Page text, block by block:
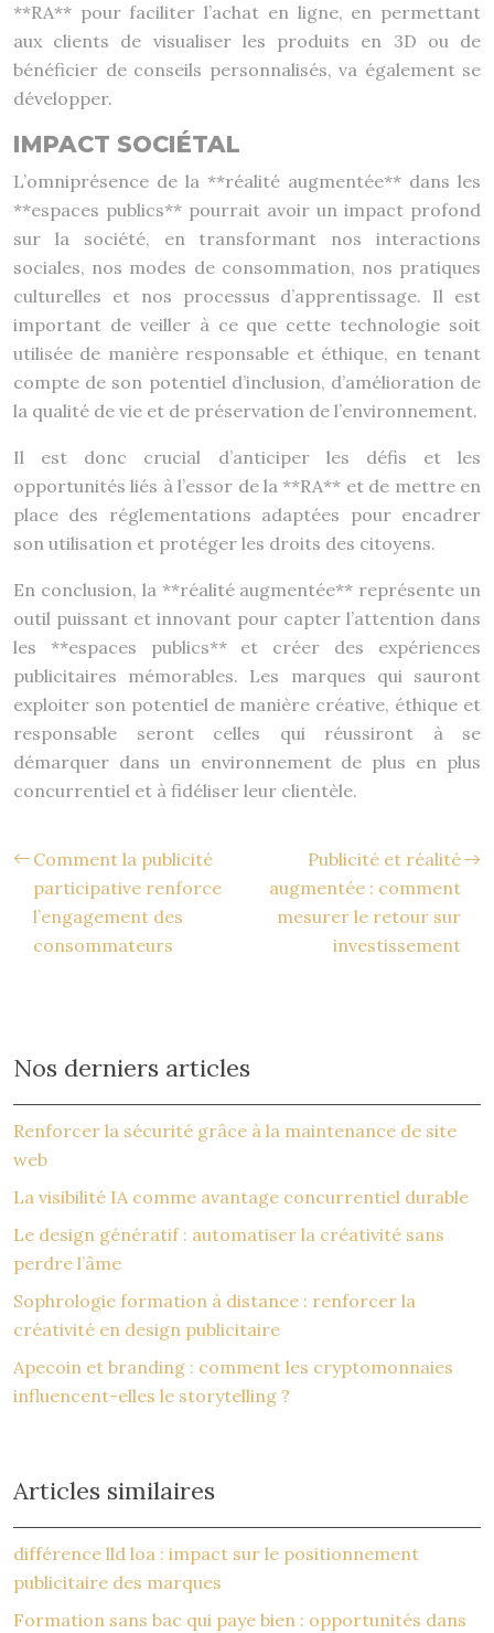
**RA** pour faciliter l’achat en ligne, en permettant
aux clients de visualiser les produits en 3D ou de
bénéficier de conseils personnalisés, va également se
développer.
IMPACT SOCIÉTAL
L’omniprésence de la **réalité augmentée** dans les
**espaces publics** pourrait avoir un impact profond
sur la société, en transformant nos interactions
sociales, nos modes de consommation, nos pratiques
culturelles et nos processus d’apprentissage. Il est
important de veiller à ce que cette technologie soit
utilisée de manière responsable et éthique, en tenant
compte de son potentiel d’inclusion, d’amélioration de
la qualité de vie et de préservation de l’environnement.
Il est donc crucial d’anticiper les défis et les
opportunités liés à l’essor de la **RA** et de mettre en
place des réglementations adaptées pour encadrer
son utilisation et protéger les droits des citoyens.
En conclusion, la **réalité augmentée** représente un
outil puissant et innovant pour capter l’attention dans
les **espaces publics** et créer des expériences
publicitaires mémorables. Les marques qui sauront
exploiter son potentiel de manière créative, éthique et
responsable seront celles qui réussiront à se
démarquer dans un environnement de plus en plus
concurrentiel et à fidéliser leur clientèle.
Comment la publicité
participative renforce
l’engagement des
consommateurs
Publicité et réalité
augmentée : comment
mesurer le retour sur
investissement
Nos derniers articles
Renforcer la sécurité grâce à la maintenance de site
web
La visibilité IA comme avantage concurrentiel durable
Le design génératif : automatiser la créativité sans
perdre l’âme
Sophrologie formation à distance : renforcer la
créativité en design publicitaire
Apecoin et branding : comment les cryptomonnaies
influencent-elles le storytelling ?
Articles similaires
différence lld loa : impact sur le positionnement
publicitaire des marques
Formation sans bac qui paye bien : opportunités dans